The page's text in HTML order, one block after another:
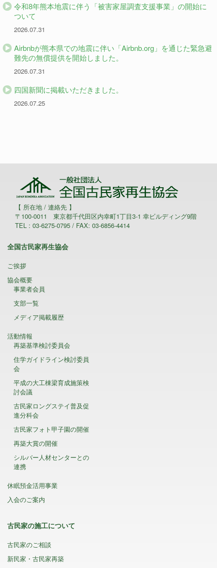
令和8年熊本地震に伴う「被害家屋調査支援事業」の開始に
ついて
2026.07.31
Airbnbが熊本県での地震に伴い「Airbnb.org」を通じた緊急避
難先の無償提供を開始しました。
2026.07.31
四国新聞に掲載いただきました。
2026.07.25
【 所在地 / 連絡先 】
〒100-0011 東京都千代田区内幸町1丁目3-1 幸ビルディング9階
TEL : 03-6275-0795 / FAX: 03-6856-4414
全国古民家再生協会
ご挨拶
協会概要
事業者会員
支部一覧
メディア掲載履歴
活動情報
再築基準検討委員会
住学ガイドライン検討委員
会
平成の大工棟梁育成施策検
討会議
古民家ロングステイ普及促
進分科会
古民家フォト甲子園の開催
再築大賞の開催
シルバー人材センターとの
連携
休眠預金活用事業
入会のご案内
古民家の施工について
古民家のご相談
新民家・古民家再築